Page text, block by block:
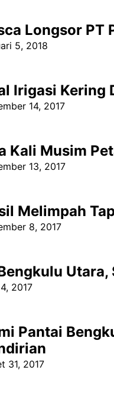
Longsor PT
5, 2018
Irigasi Kering
14, 2017
Kali Musim
13, 2017
Melimpah
8, 2017
Utara,
2017
Pantai
31, 2017